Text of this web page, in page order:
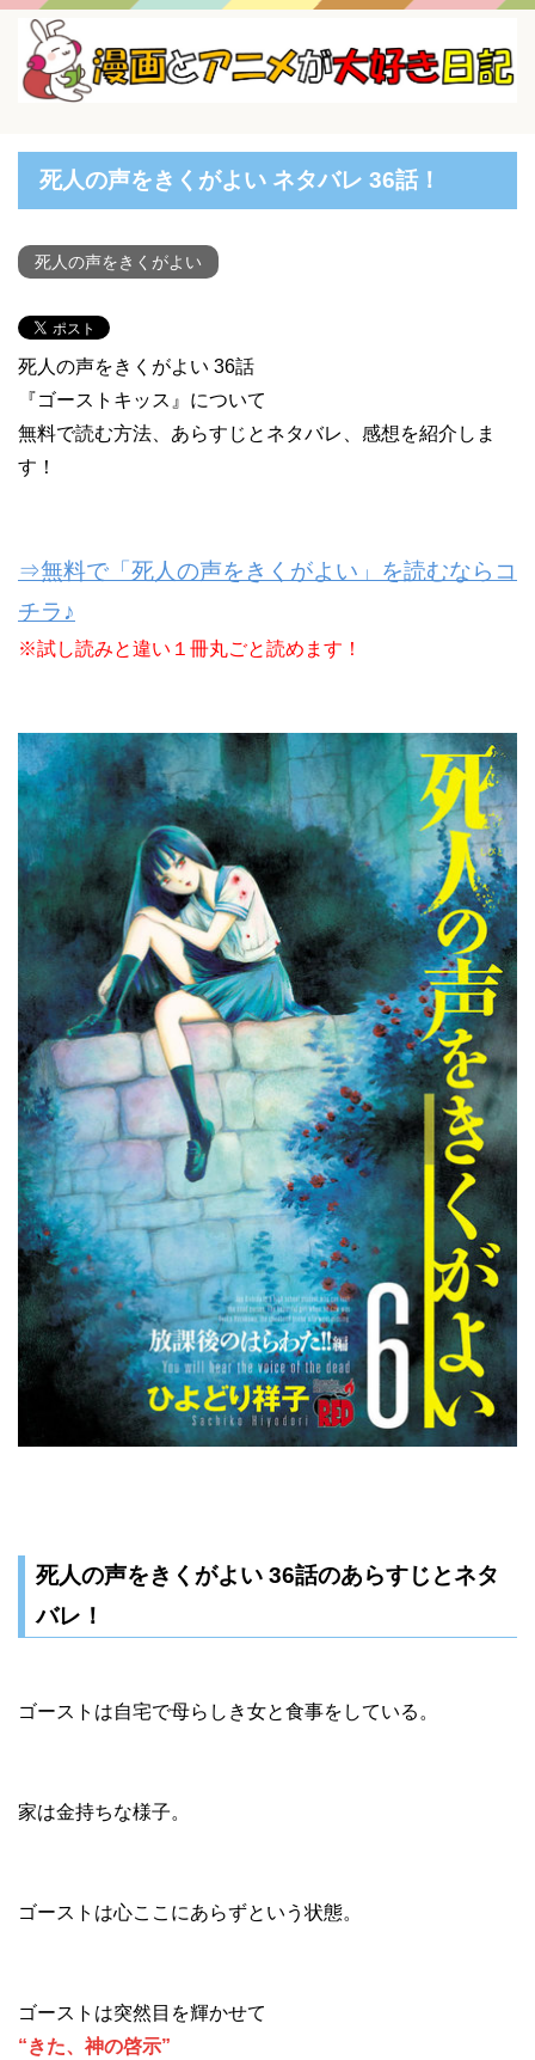
死人の声をきくがよい ネタバレ 36話！
死人の声をきくがよい
死人の声をきくがよい 36話
『ゴーストキッス』について
無料で読む方法、あらすじとネタバレ、感想を紹介しま
す！
⇒無料で「死人の声をきくがよい」を読むならコ
チラ♪
※試し読みと違い１冊丸ごと読めます！
死人の声をきくがよい 36話のあらすじとネタ
バレ！
ゴーストは自宅で母らしき女と食事をしている。
家は金持ちな様子。
ゴーストは心ここにあらずという状態。
ゴーストは突然目を輝かせて
“きた、神の啓示”